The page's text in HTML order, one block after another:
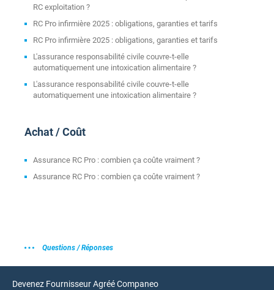
RC exploitation ?
RC Pro infirmière 2025 : obligations, garanties et tarifs
RC Pro infirmière 2025 : obligations, garanties et tarifs
L'assurance responsabilité civile couvre-t-elle
automatiquement une intoxication alimentaire ?
L'assurance responsabilité civile couvre-t-elle
automatiquement une intoxication alimentaire ?
Achat / Coût
Assurance RC Pro : combien ça coûte vraiment ?
Assurance RC Pro : combien ça coûte vraiment ?
Questions / Réponses
Devenez Fournisseur Agréé Companeo